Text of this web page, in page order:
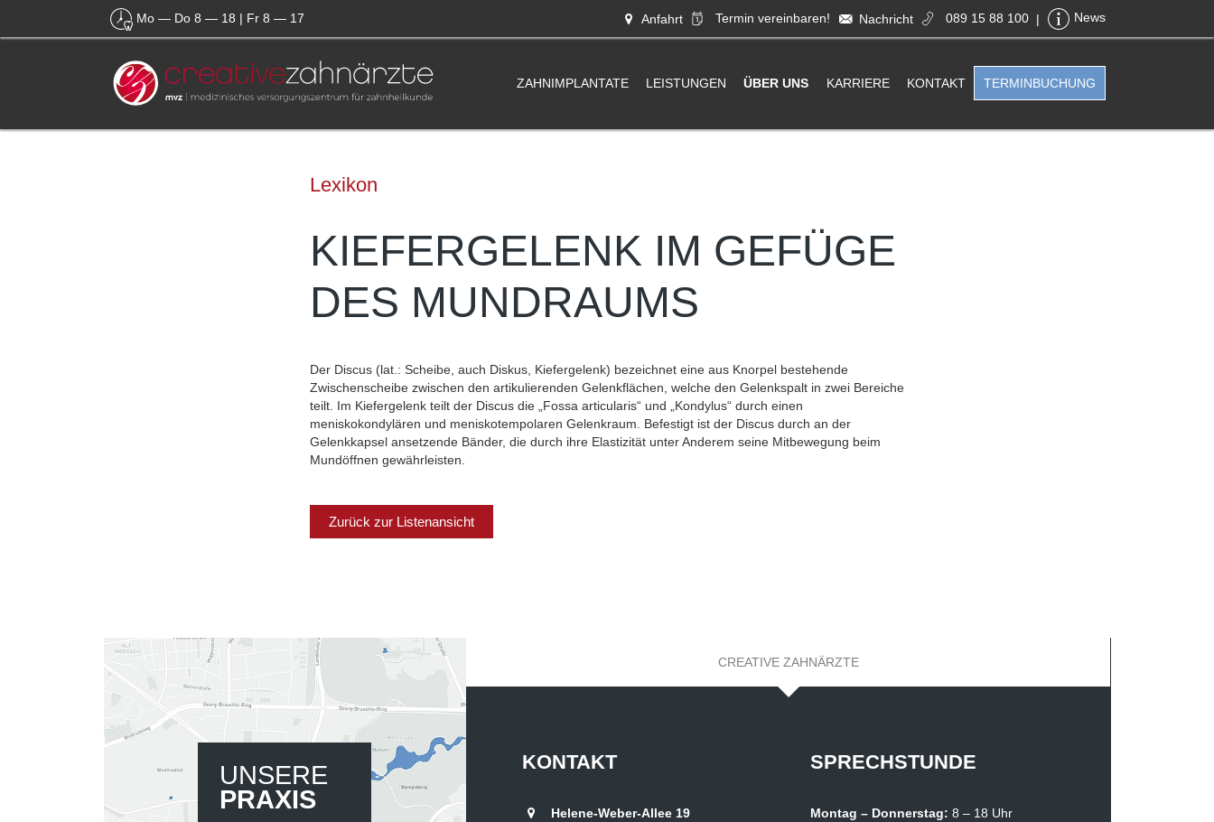
Mo — Do 8 — 18 | Fr 8 — 17 Anfahrt Terminvereinbaren! Nachricht 089 15 88 100 | News
ZAHNIMPLANTATE LEISTUNGEN ÜBER UNS KARRIERE KONTAKT TERMINBUCHUNG
Lexikon
KIEFERGELENK IM GEFÜGE
DES MUNDRAUMS
Der Discus (lat.: Scheibe, auch Diskus, Kiefergelenk) bezeichnet eine aus Knorpel bestehende
Zwischenscheibe zwischen den artikulierenden Gelenkflächen, welche den Gelenkspalt in zwei Bereiche
teilt. Im Kiefergelenk teilt der Discus die „Fossa articularis“ und „Kondylus“ durch einen
meniskokondylären und meniskotempolaren Gelenkraum. Befestigt ist der Discus durch an der
Gelenkkapsel ansetzende Bänder, die durch ihre Elastizität unter Anderem seine Mitbewegung beim
Mundöffnen gewährleisten.
Zurück zur Listenansicht
UNSERE
PRAXIS
CREATIVE ZAHNÄRZTE
KONTAKT
Helene-Weber-Allee 19
SPRECHSTUNDE
Montag – Donnerstag: 8 – 18 Uhr